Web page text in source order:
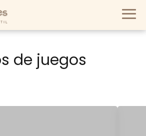
de juegos